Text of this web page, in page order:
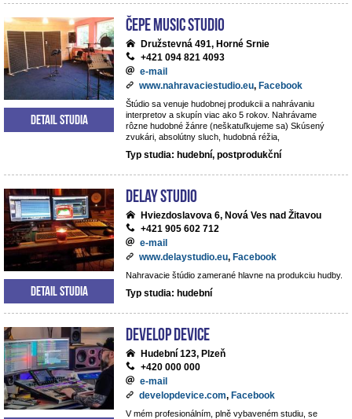
ČePE MUSIC Studio
Družstevná 491, Horné Srnie
+421 094 821 4093
e-mail
www.nahravaciestudio.eu, Facebook
Štúdio sa venuje hudobnej produkcii a nahrávaniu
interpretov a skupín viac ako 5 rokov. Nahrávame
rôzne hudobné žánre (neškatuľkujeme sa) Skúsený
zvukári, absolútny sluch, hudobná réžia,
Typ studia: hudební, postprodukční
Detail studia
DeLay studio
Hviezdoslavova 6, Nová Ves nad Žitavou
+421 905 602 712
e-mail
www.delaystudio.eu, Facebook
Nahravacie štúdio zamerané hlavne na produkciu hudby.
Typ studia: hudební
Detail studia
Develop Device
Hudební 123, Plzeň
+420 000 000
e-mail
developdevice.com, Facebook
V mém profesionálním, plně vybaveném studiu, se